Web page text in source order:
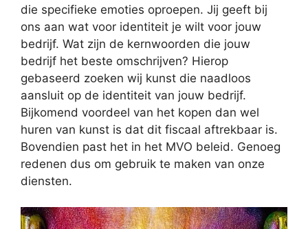
die specifieke emoties oproepen. Jij geeft bij
ons aan wat voor identiteit je wilt voor jouw
bedrijf. Wat zijn de kernwoorden die jouw
bedrijf het beste omschrijven? Hierop
gebaseerd zoeken wij kunst die naadloos
aansluit op de identiteit van jouw bedrijf.
Bijkomend voordeel van het kopen dan wel
huren van kunst is dat dit fiscaal aftrekbaar is.
Bovendien past het in het MVO beleid. Genoeg
redenen dus om gebruik te maken van onze
diensten.